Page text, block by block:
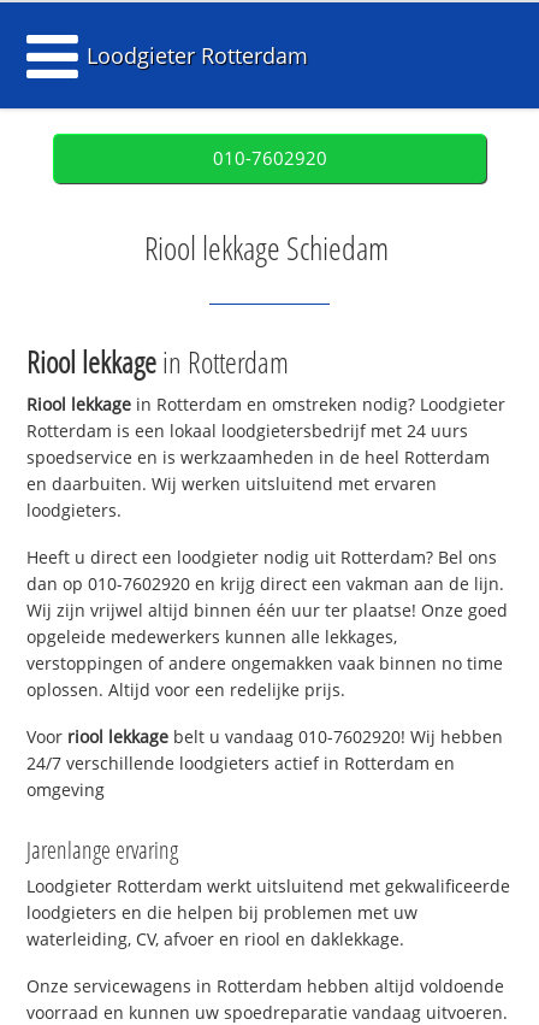
Loodgieter Rotterdam
010-7602920
Riool lekkage Schiedam
Riool lekkagein Rotterdam
Riool lekkage in Rotterdam en omstreken nodig? Loodgieter
Rotterdam is een lokaal loodgietersbedrijf met 24 uurs
spoedservice en is werkzaamheden in de heel Rotterdam
en daarbuiten. Wij werken uitsluitend met ervaren
loodgieters.
Heeft u direct een loodgieter nodig uit Rotterdam? Bel ons
dan op 010-7602920 en krijg direct een vakman aan de lijn.
Wij zijn vrijwel altijd binnen één uur ter plaatse! Onze goed
opgeleide medewerkers kunnen alle lekkages,
verstoppingen of andere ongemakken vaak binnen no time
oplossen. Altijd voor een redelijke prijs.
Voor riool lekkage belt u vandaag 010-7602920! Wij hebben
24/7 verschillende loodgieters actief in Rotterdam en
omgeving
Jarenlange ervaring
Loodgieter Rotterdam werkt uitsluitend met gekwalificeerde
loodgieters en die helpen bij problemen met uw
waterleiding, CV, afvoer en riool en daklekkage.
Onze servicewagens in Rotterdam hebben altijd voldoende
voorraad en kunnen uw spoedreparatie vandaag uitvoeren.